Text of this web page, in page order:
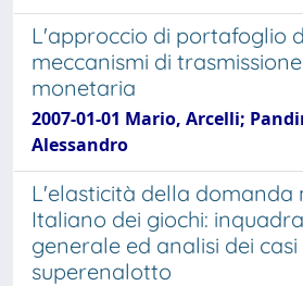
L'approccio di portafoglio
meccanismi di
monetaria
2007-01-01 Mario, Arcelli;
Alessandro
L'elasticità della domanda
Italiano dei giochi:
generale ed analisi dei
superenalotto